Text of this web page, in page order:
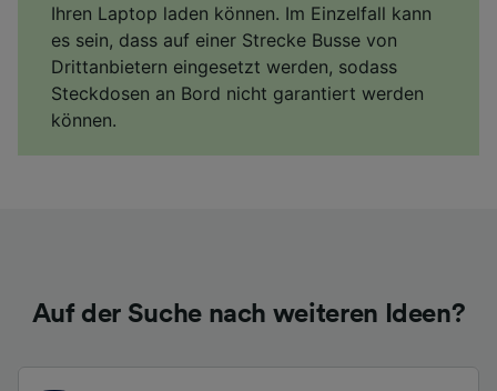
Ihren Laptop laden können. Im Einzelfall kann
es sein, dass auf einer Strecke Busse von
Drittanbietern eingesetzt werden, sodass
Steckdosen an Bord nicht garantiert werden
können.
Auf der Suche nach weiteren Ideen?